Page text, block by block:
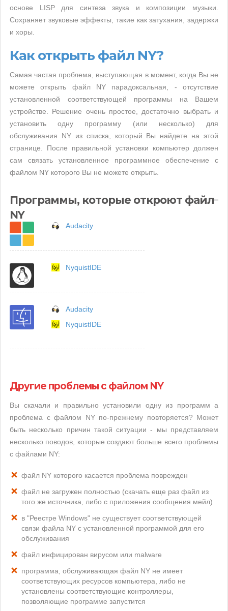
основе LISP для синтеза звука и композиции музыки.
Сохраняет звуковые эффекты, такие как затухания, задержки
и хоры.
Как открыть файл NY?
Самая частая проблема, выступающая в момент, когда Вы не
можете открыть файл NY парадоксальная, - отсутствие
установленной соответствующей программы на Вашем
устройстве. Решение очень простое, достаточно выбрать и
установить одну программу (или несколько) для
обслуживания NY из списка, который Вы найдете на этой
странице. После правильной установки компьютер должен
сам связать установленное программное обеспечение с
файлом NY которого Вы не можете открыть.
Программы, которые откроют файл
NY
Audacity
NyquistIDE
Audacity
NyquistIDE
Другие проблемы с файлом NY
Вы скачали и правильно установили одну из программ а
проблема с файлом NY по-прежнему повторяется? Может
быть несколько причин такой ситуации - мы представляем
несколько поводов, которые создают больше всего проблемы
с файлами NY:
файл NY которого касается проблема поврежден
файл не загружен полностью (скачать еще раз файл из
того же источника, либо с приложения сообщения мейл)
в "Реестре Windows" не существует соответствующей
связи файла NY с установленной программой для его
обслуживания
файл инфицирован вирусом или malware
программа, обслуживающая файл NY не имеет
соответствующих ресурсов компьютера, либо не
установлены соответствующие контроллеры,
позволяющие программе запустится